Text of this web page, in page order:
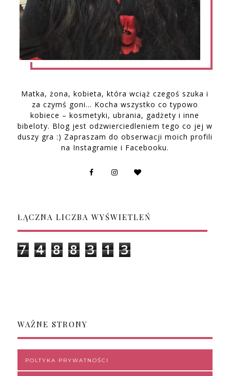
Matka, żona, kobieta, która wciąż czegoś szuka i
za czymś goni… Kocha wszystko co typowo
kobiece – kosmetyki, ubrania, gadżety i inne
bibeloty. Blog jest odzwierciedleniem tego co jej w
duszy gra :) Zapraszam do obserwacji moich profili
na Instagramie i Facebooku.
ŁĄCZNA LICZBA WYŚWIETLEŃ
7 4 8 8 3 1 3
WAŻNE STRONY
POLTYKA PRYWATNOŚCI